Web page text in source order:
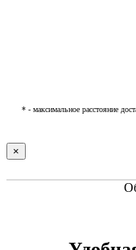
* - максимальное расстояние
×